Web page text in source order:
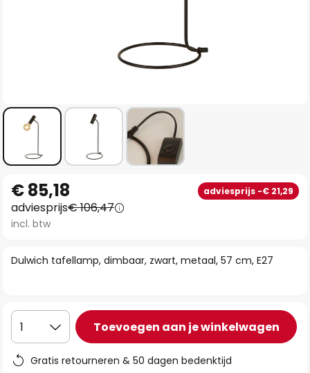
naar
het
begin
de
Dulwich tafellamp, dimbaar, zwart, metaal, 57 cm, E27
€ 85,18 adviesprijs -€ 21,29
adviesprijs€ 106,47
incl. btw
1 Toevoegen aan je winkelwagen
Gratis retourneren & 50 dagen bedenktijd